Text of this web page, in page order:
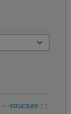
- -structure ; :